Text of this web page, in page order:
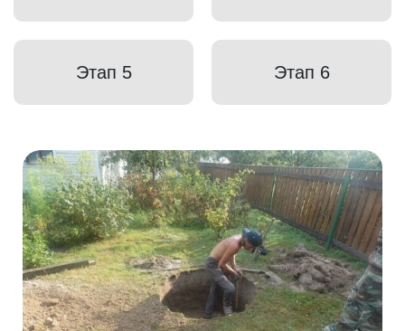
Этап 5 Этап 6